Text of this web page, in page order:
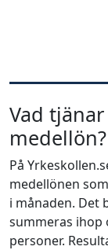
Vad
medellön?
På
medellönen
i månaden. Det
summeras ihop
personer.